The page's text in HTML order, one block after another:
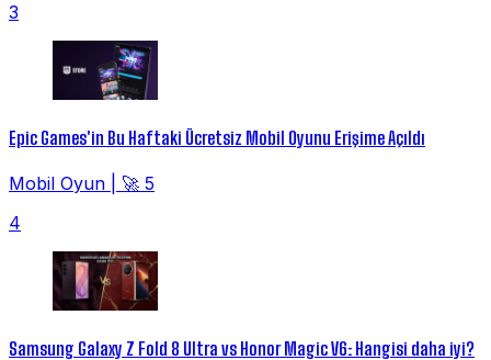
3
Epic Games'in Bu Haftaki Ücretsiz Mobil Oyunu Erişime Açıldı
Mobil Oyun
🚀 5
4
Samsung Galaxy Z Fold 8 Ultra vs Honor Magic V6: Hangisi daha iyi?